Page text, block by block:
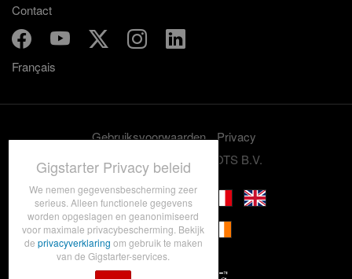
Contact
Français
Gebruiksvoorwaarden
Privacy
© 2012-2026 GRASSROOTS B.V.
Gigstarter Privacy beleid
We nemen gegevensbescherming zeer
serieus. Alleen functionele gegevens
worden opgeslagen en geanonimiseerd
voor maximale privacybescherming. Bekijk
de privacyverklaring om gebruik te maken
van de Gigstarter-services.